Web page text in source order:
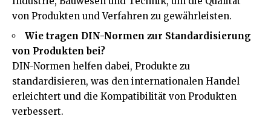
von Produkten und Verfahren zu gewährleisten.
Wie tragen DIN-Normen zur Standardisierung
von Produkten bei?
DIN-Normen helfen dabei, Produkte zu
standardisieren, was den internationalen Handel
erleichtert und die Kompatibilität von Produkten
verbessert.